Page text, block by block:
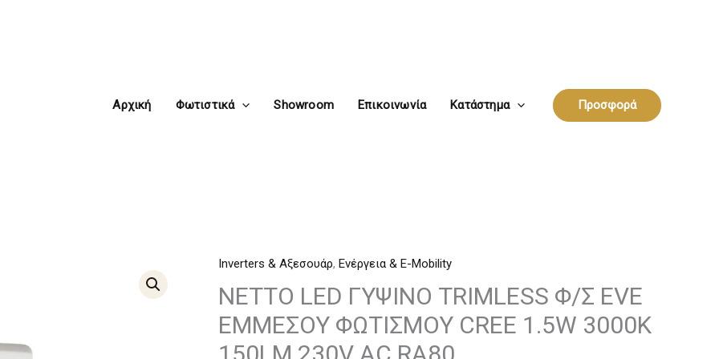
Αρχική Φωτιστικά Showroom Επικοινωνία Κατάστημα Προσφορά
Inverters & Αξεσουάρ, Ενέργεια & E-Mobility
NETTO LED ΓΥΨΙΝΟ TRIMLESS Φ/Σ EVE
ΕΜΜΕΣΟΥ ΦΩΤΙΣΜΟΥ CREE 1.5W 3000K
NETTO
LED
TRIMLESS
Φ/